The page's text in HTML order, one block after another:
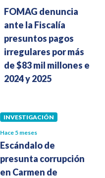
FOMAG denuncia
ante la Fiscalía
presuntos pagos
irregulares por más
de $83 mil millones en
2024 y 2025
INVESTIGACIÓN
Hace 5 meses
Escándalo de
presunta corrupción
en Carmen de